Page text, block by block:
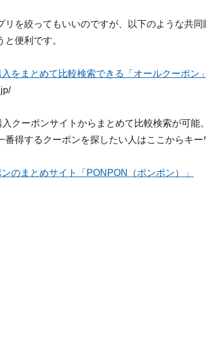
リを絞ってもいいのですが、以下のような共
と便利です。
をまとめて比較検索できる「オールクーポン」
クーポンサイトからまとめて比較検索が可
番得するクーポンを探したい人はここからキー
のまとめサイト「PONPON（ポンポン）」